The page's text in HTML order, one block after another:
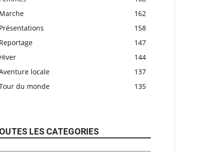
162
158
147
144
locale
137
du monde
135
LES CATEGORIES